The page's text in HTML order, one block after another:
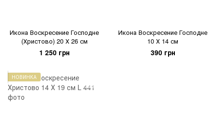
Икона Воскресение Господне
(Христово) 20 Х 26 см
1 250 грн
Икона Воскресение Господне
10 Х 14 см
390 грн
НОВИНКА